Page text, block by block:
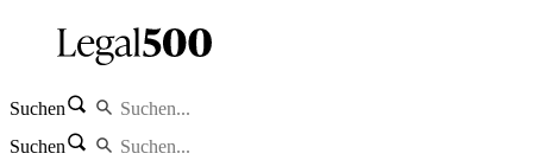
Suchen
Suchen